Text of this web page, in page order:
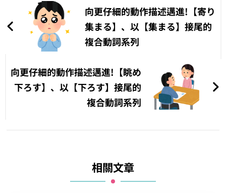
導
向更仔細的動作描述邁進!【寄り
集まる】、以【集まる】接尾的
複合動詞系列
向更仔細的動作描述邁進!【眺め
下ろす】、以【下ろす】接尾的
複合動詞系列
相關文章